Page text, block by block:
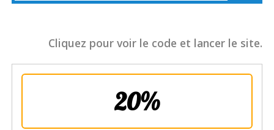
Cliquez pour voir le code et lancer le site.
20%